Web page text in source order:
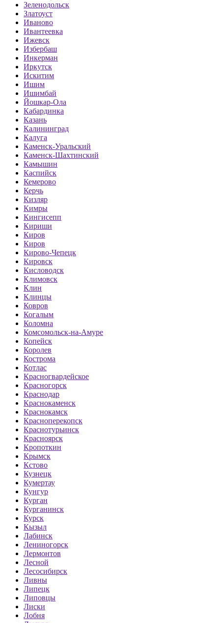
Зеленодольск
Златоуст
Иваново
Ивантеевка
Ижевск
Избербаш
Инкерман
Иркутск
Искитим
Ишим
Ишимбай
Йошкар-Ола
Кабардинка
Казань
Калининград
Калуга
Каменск-Уральский
Каменск-Шахтинский
Камышин
Каспийск
Кемерово
Керчь
Кизляр
Кимры
Кингисепп
Кириши
Киров
Киров
Кирово-Чепецк
Кировск
Кисловодск
Климовск
Клин
Клинцы
Ковров
Когалым
Коломна
Комсомольск-на-Амуре
Копейск
Королев
Кострома
Котлас
Красногвардейское
Красногорск
Краснодар
Краснокаменск
Краснокамск
Красноперекопск
Краснотурьинск
Красноярск
Кропоткин
Крымск
Кстово
Кузнецк
Кумертау
Кунгур
Курган
Курганинск
Курск
Кызыл
Лабинск
Лениногорск
Лермонтов
Лесной
Лесосибирск
Ливны
Липецк
Липовцы
Лиски
Лобня